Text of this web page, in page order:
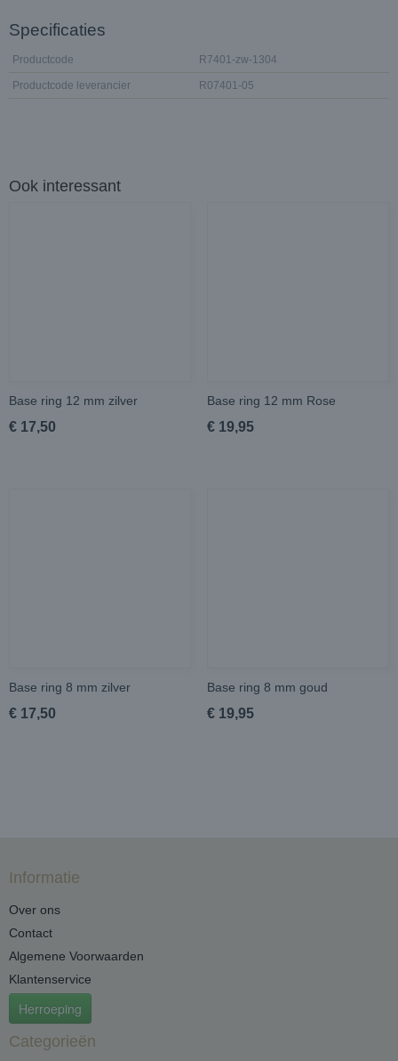
Specificaties
Productcode R7401-zw-1304
Productcode leverancier R07401-05
Ook interessant
Base ring 12 mm zilver
€ 17,50
Base ring 12 mm Rose
€ 19,95
Base ring 8 mm zilver
€ 17,50
Base ring 8 mm goud
€ 19,95
Informatie
Over ons
Contact
Algemene Voorwaarden
Klantenservice
Herroeping
Categorieën